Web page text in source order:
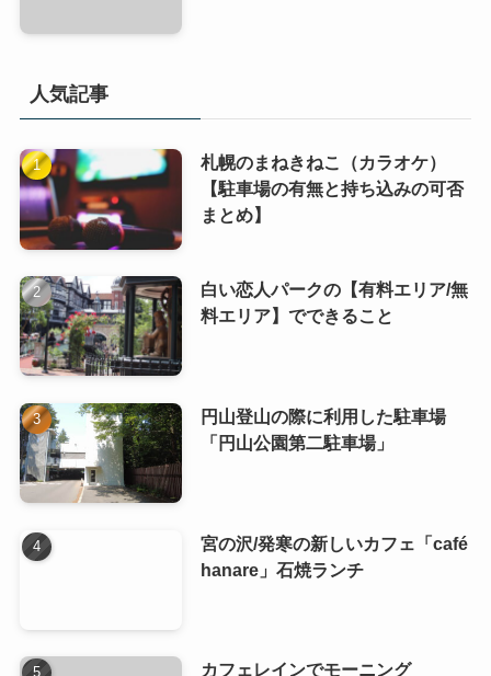
人気記事
札幌のまねきねこ（カラオケ）
【駐車場の有無と持ち込みの可否
まとめ】
白い恋人パークの【有料エリア/無
料エリア】でできること
円山登山の際に利用した駐車場
「円山公園第二駐車場」
宮の沢/発寒の新しいカフェ「café
hanare」石焼ランチ
カフェレインでモーニング